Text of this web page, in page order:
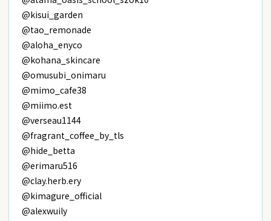
@kisui_garden
@tao_remonade
@aloha_enyco
@kohana_skincare
@omusubi_onimaru
@mimo_cafe38
@miimo.est
@verseau1144
@fragrant_coffee_by_tls
@hide_betta
@erimaru516
@clay.herb.ery
@kimagure_official
@alexwuily